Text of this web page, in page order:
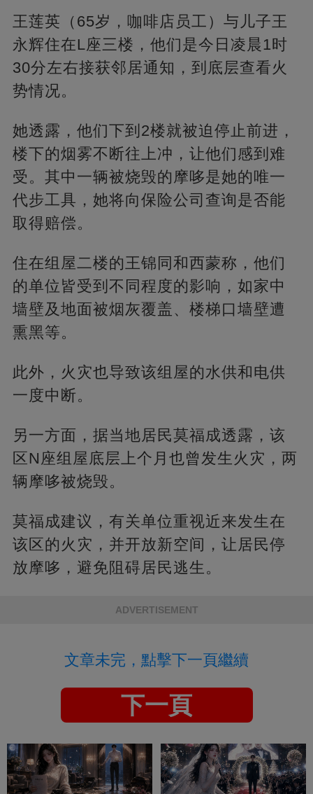
王莲英（65岁，咖啡店员工）与儿子王
永辉住在L座三楼，他们是今日凌晨1时
30分左右接获邻居通知，到底层查看火
势情况。
她透露，他们下到2楼就被迫停止前进，
楼下的烟雾不断往上冲，让他们感到难
受。其中一辆被烧毁的摩哆是她的唯一
代步工具，她将向保险公司查询是否能
取得赔偿。
住在组屋二楼的王锦同和西蒙称，他们
的单位皆受到不同程度的影响，如家中
墙壁及地面被烟灰覆盖、楼梯口墙壁遭
熏黑等。
此外，火灾也导致该组屋的水供和电供
一度中断。
另一方面，据当地居民莫福成透露，该
区N座组屋底层上个月也曾发生火灾，两
辆摩哆被烧毁。
莫福成建议，有关单位重视近来发生在
该区的火灾，并开放新空间，让居民停
放摩哆，避免阻碍居民逃生。
ADVERTISEMENT
文章未完，點擊下一頁繼續
下一頁